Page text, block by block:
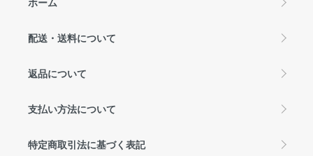
配送・送料について
返品について
支払い方法について
特定商取引法に基づく表記